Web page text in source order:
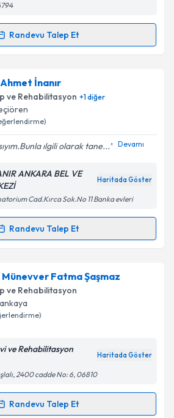
işlenmesine ilişkinAydınlatma
kabul ediyorum.
Talebini Gönder
Randevu Talep Et
Talebi
Yüksel Karsiçin randevu takvimi
bu uzmandan randevu almanız
e-posta ile
işlenmesine ilişkinAydınlatma
ve kişisel verilerimin belirtilen
işlenmesini kabul ediyorum.
İnanır
ve Rehabilitasyon +1diğer
ılgili olarak tane... Devamı
ANKARA BEL VE
Haritada Göster
Cad.Kırca Sok.No 11 Banka evleri
Randevu Talep Et
Talebi
İnanıriçin randevu takvimi talebi
uzmandan randevu almanız için bir
e-posta ile bilgilendireceğiz.
ve kişisel verilerimin belirtilen
işlenmesini kabul ediyorum.
Münevver Fatma Şaşmaz
ve Rehabilitasyon
ve Rehabilitasyon
Haritada Göster
2400 cadde No: 6, 06810
Randevu Talep Et
Talebi